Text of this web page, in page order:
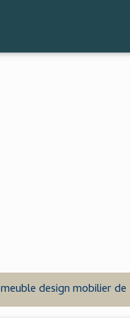
meuble design mobilier